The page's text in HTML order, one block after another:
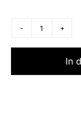
hospicall
Ruf-
In